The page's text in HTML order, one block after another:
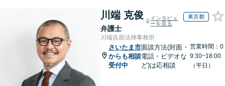
川端 克俊
弁護士
インタビュ
ーを見る
東京都
川端吉原法律事務所
さいたま市
からも相談
受付中
面談方法(対面・
電話・ビデオな
ど)は応相談
営業時間：0
9:30~18:00
（平日）